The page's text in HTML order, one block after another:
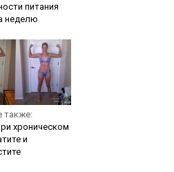
питания
неделю
также:
хроническом
и